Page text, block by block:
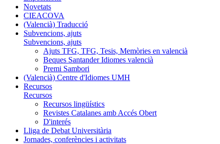
Novetats
CIEACOVA
(Valencià) Traducció
Subvencions, ajuts
Subvencions, ajuts
Ajuts TFG, TFG, Tesis, Memòries en valencià
Beques Santander Idiomes valencià
Premi Sambori
(Valencià) Centre d'Idiomes UMH
Recursos
Recursos
Recursos lingüístics
Revistes Catalanes amb Accés Obert
D'interés
Lliga de Debat Universitària
Jornades, conferències i activitats